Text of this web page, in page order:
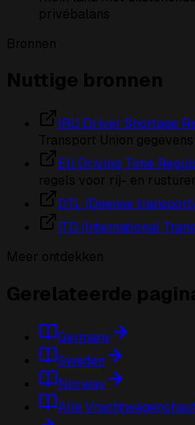
IRU Driver Shortage
EU Driving Time
DTL (Deense
ITD (International
Germany
Sweden
Norway
Alle